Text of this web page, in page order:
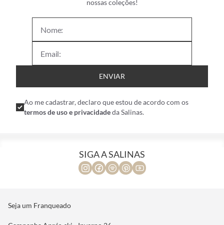
nossas coleções!
ENVIAR
Ao me cadastrar, declaro que estou de acordo com os
termos de uso e privacidadeda Salinas.
SIGA A SALINAS
Seja um Franqueado